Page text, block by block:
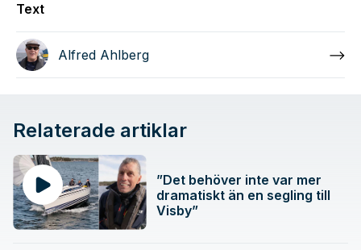
Text
Alfred Ahlberg
Relaterade artiklar
”Det behöver inte var mer
dramatiskt än en segling till
Visby”